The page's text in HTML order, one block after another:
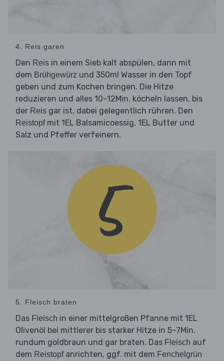
4. Reis garen
Den Reis in einem Sieb kalt abspülen, dann mit
dem Brühgewürz und 350ml Wasser in den Topf
geben und zum Kochen bringen. Die Hitze
reduzieren und alles 10–12Min. köcheln lassen, bis
der Reis gar ist, dabei gelegentlich rühren. Den
Reistopfmit 1EL Balsamicoessig, 1EL Butter und
Salz und Pfeffer verfeinern.
5. Fleisch braten
Das Fleisch in einer mittelgroßen Pfanne mit 1EL
Olivenöl bei mittlerer bis starker Hitze in 5–7Min.
rundum goldbraun und gar braten. Das Fleisch auf
dem Reistopfanrichten, ggf. mit dem Fenchelgrün